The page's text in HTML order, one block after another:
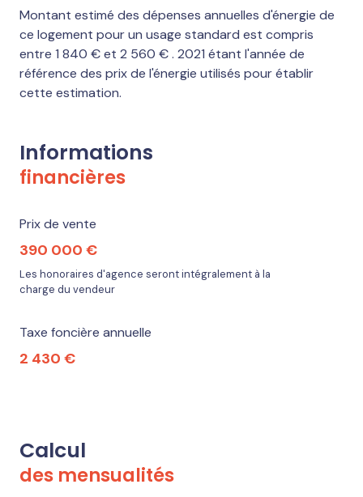
Montant estimé des dépenses annuelles d'énergie de
ce logement pour un usage standard est compris
entre 1 840 € et 2 560 € . 2021 étant l'année de
référence des prix de l'énergie utilisés pour établir
cette estimation.
Informations
financières
Prix de vente
390 000 €
Les honoraires d'agence seront intégralement à la
charge du vendeur
Taxe foncière annuelle
2 430 €
Calcul
des mensualités